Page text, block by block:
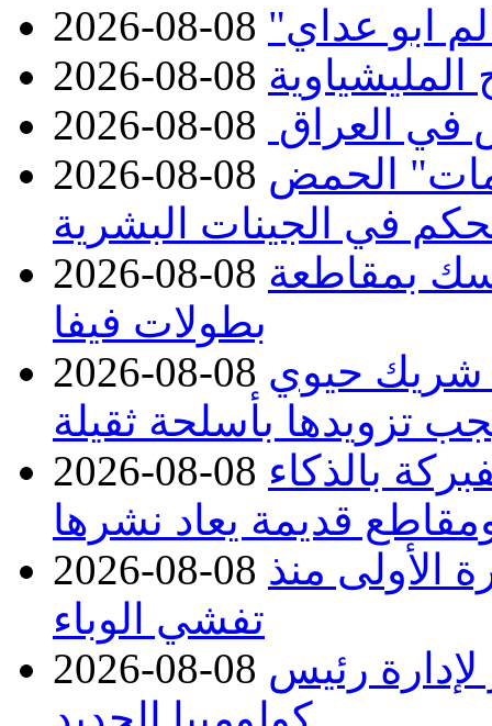
2026-08-08
2026-08-08
2026-08-08 في العراق
2026-08-08 الحمض
في الجينات البشرية
2026-08-08 بمقاطعة
بطولات فيفا
2026-08-08 شريك حيوي
تزويدها بأسلحة ثقيلة
2026-08-08 بالذكاء
قديمة يعاد نشرها
2026-08-08 تتجاوز 4000 للمرة الأولى منذ
تفشي الوباء
2026-08-08 رئيس